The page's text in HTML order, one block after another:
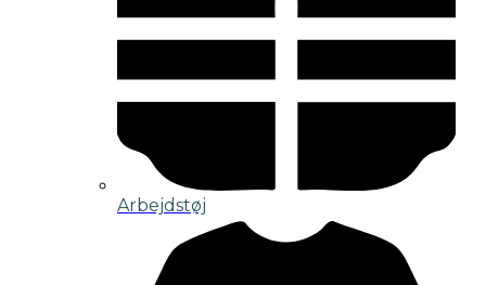
Arbejdstøj